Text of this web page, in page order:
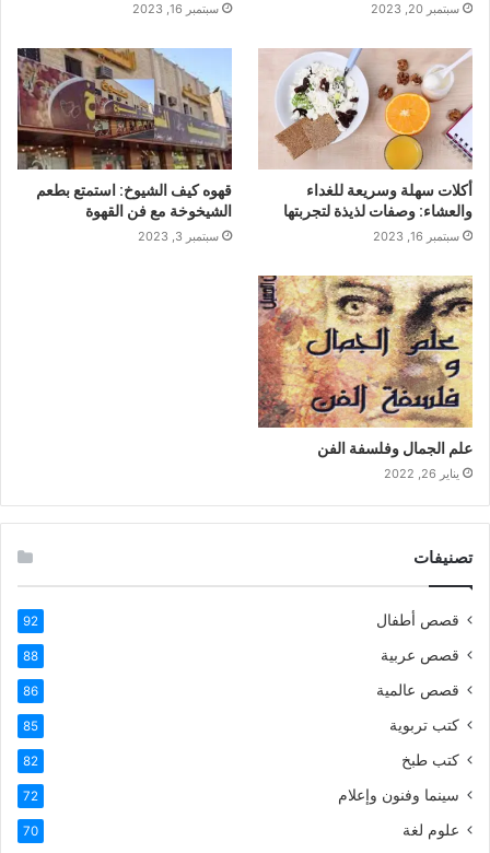
سبتمبر 20, 2023 سبتمبر 16, 2023
أكلات سهلة وسريعة للغداء
والعشاء: وصفات لذيذة لتجربتها
سبتمبر 16, 2023
قهوه كيف الشيوخ: استمتع بطعم
الشيخوخة مع فن القهوة
سبتمبر 3, 2023
علم الجمال وفلسفة الفن
يناير 26, 2022
تصنيفات
قصص أطفال 92
قصص عربية 88
قصص عالمية 86
كتب تربوية 85
كتب طبخ 82
سينما وفنون وإعلام 72
علوم لغة 70